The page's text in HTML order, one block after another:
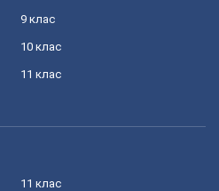
9 клас
10 клас
11 клас
11 клас